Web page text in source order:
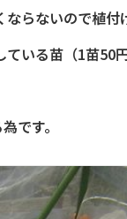
らないので植付
いる苗（1苗50
です。